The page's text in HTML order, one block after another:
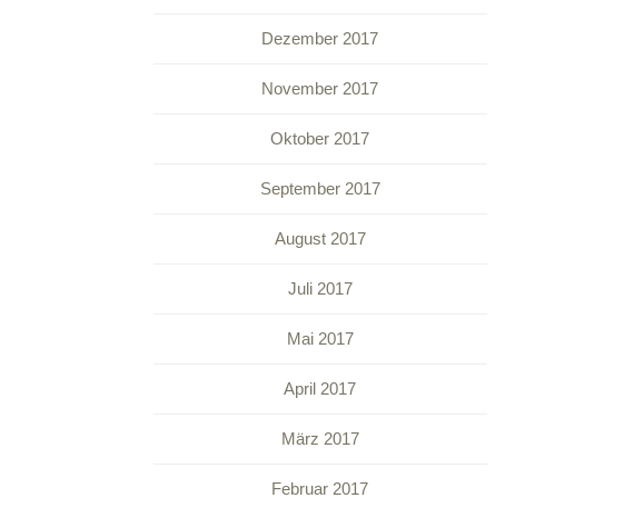
Dezember 2017
November 2017
Oktober 2017
September 2017
August 2017
Juli 2017
Mai 2017
April 2017
März 2017
Februar 2017